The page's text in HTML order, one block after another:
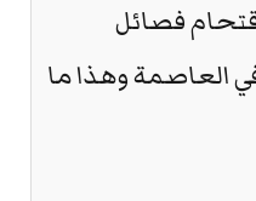
فصائل
العاصمة وهذا ما